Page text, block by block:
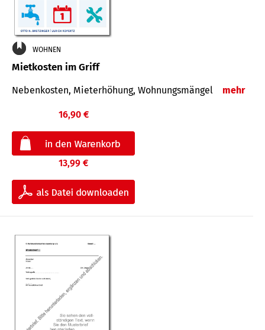
WOHNEN
Mietkosten im Griff
Nebenkosten, Mieterhöhung, Wohnungsmängel mehr
16,90 €
13,99 €